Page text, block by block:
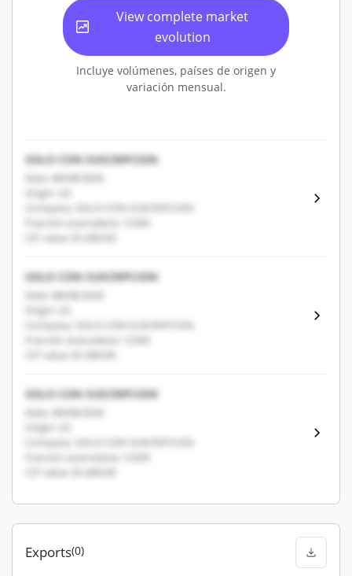
View complete market
evolution
Incluye volúmenes, países de origen y
variación mensual.
SOLO CON SUSCRIPCION
Date: 08/08/2026
Origin: US
Company: SOLO CON SUSCRIPCION
Fracción arancelaria: 12345
CIF value: $1,000.00
SOLO CON SUSCRIPCION
Date: 08/08/2026
Origin: US
Company: SOLO CON SUSCRIPCION
Fracción arancelaria: 12345
CIF value: $1,000.00
SOLO CON SUSCRIPCION
Date: 08/08/2026
Origin: US
Company: SOLO CON SUSCRIPCION
Fracción arancelaria: 12345
CIF value: $1,000.00
Exports(0)